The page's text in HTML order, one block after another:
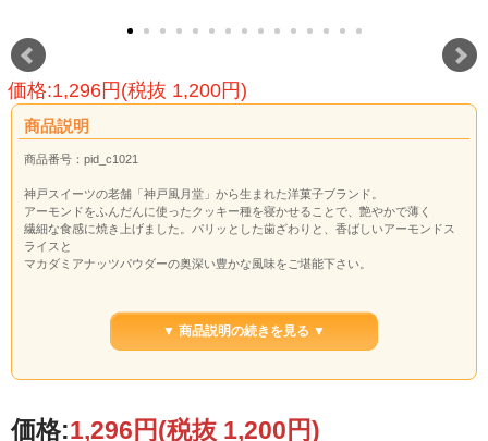
価格:1,296円(税抜 1,200円)
商品説明
商品番号：pid_c1021
神戸スイーツの老舗「神戸風月堂」から生まれた洋菓子ブランド。
アーモンドをふんだんに使ったクッキー種を寝かせることで、艶やかで薄く
繊細な食感に焼き上げました。パリッとした歯ざわりと、香ばしいアーモンドス
ライスと
マカダミアナッツパウダーの奥深い豊かな風味をご堪能下さい。
賞味期限：製造日より１８０日
特定原材料：小麦・卵・アーモンド▼ 商品説明の続きを見る ▼
価格:1,296円(税抜 1,200円)